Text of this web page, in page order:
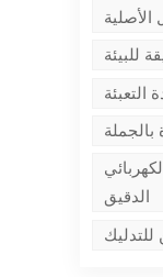
الأصلية
للبيئة
التعبئة
بالجملة
الدقيق
للتدليك